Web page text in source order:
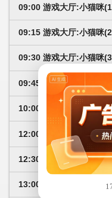
09:00 游戏大厅:小猫咪
09:15 游戏大厅:小猫咪
09:30 游戏大厅:小猫咪
09:45 游戏大厅:小猫咪(4)
10:00 巅峰赛场
12:00 休闲街区:游民复
12:30 休闲街区:侦探大
13:00 游戏大厅:小猫咪